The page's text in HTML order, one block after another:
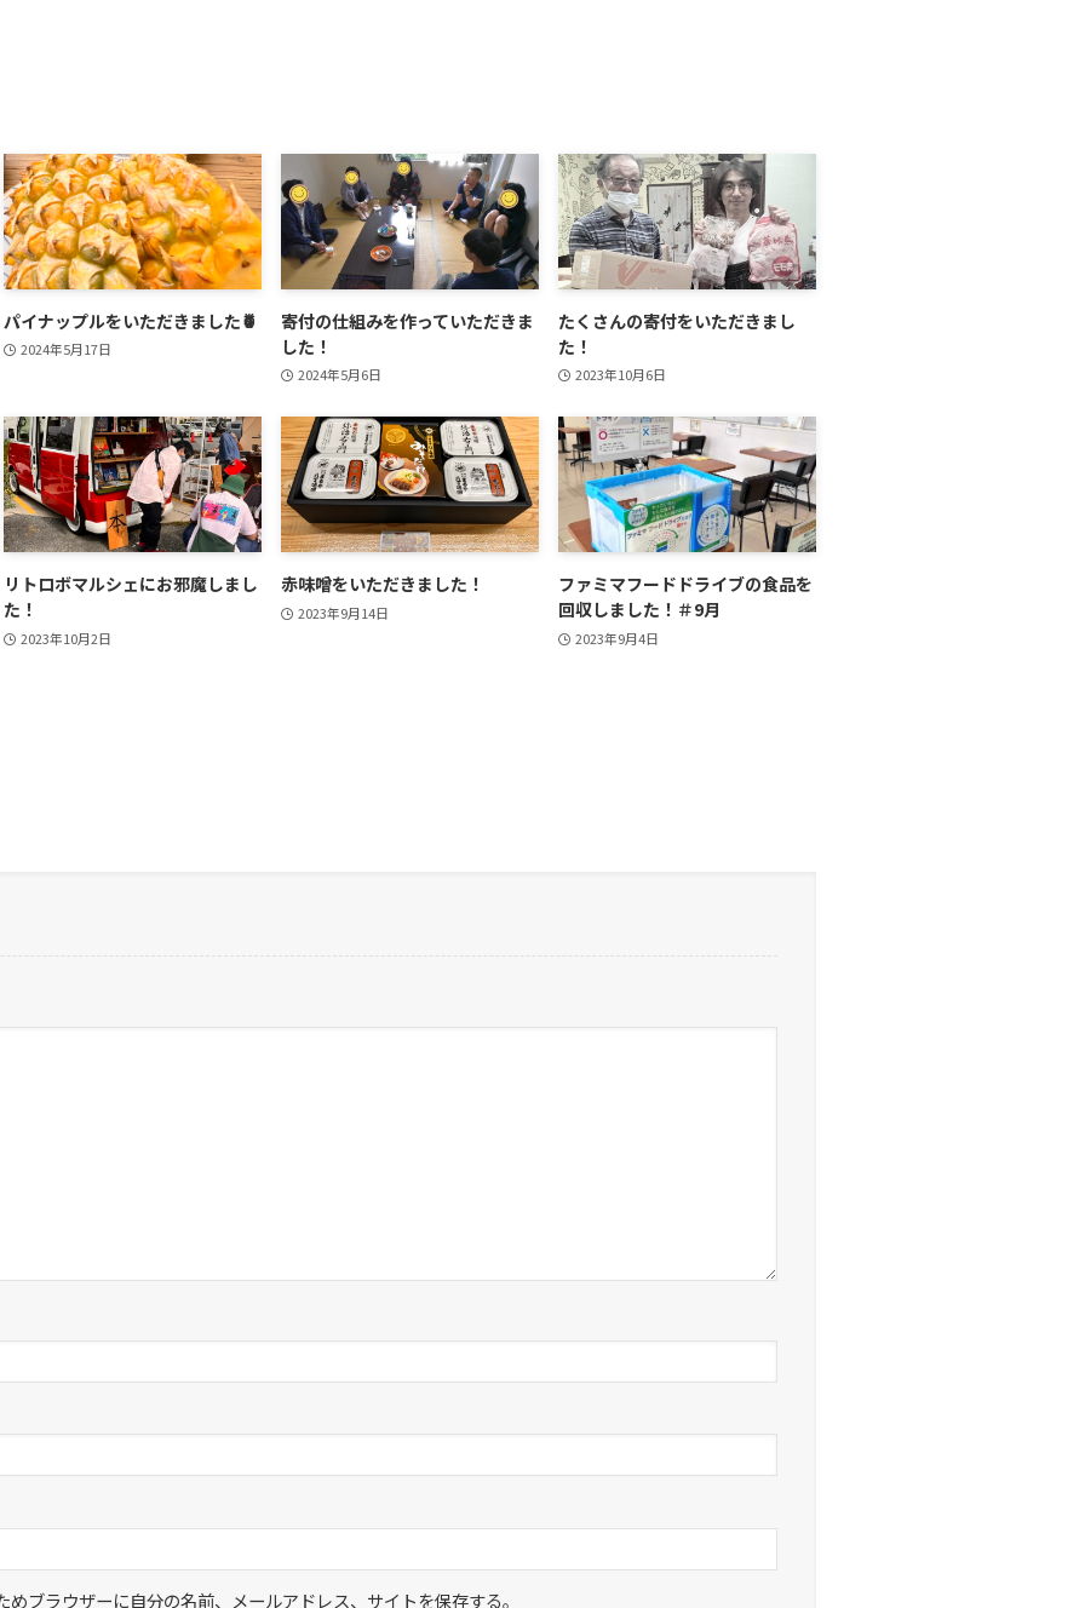
パイナップルをいただきました🍍
2024年5月17日
寄付の仕組みを作っていただきま
した！
2024年5月6日
たくさんの寄付をいただきまし
た！
2023年10月6日
リトロボマルシェにお邪魔しまし
た！
2023年10月2日
赤味噌をいただきました！
2023年9月14日
ファミマフードドライブの食品を
回収しました！＃9月
2023年9月4日
ブラウザーに自分の名前、メールアドレス、サイトを保存する。